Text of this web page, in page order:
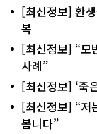
[최신정보] 환
복
[최신정보] “모
사례”
[최신정보] ‘죽
[최신정보] “저
봅니다”